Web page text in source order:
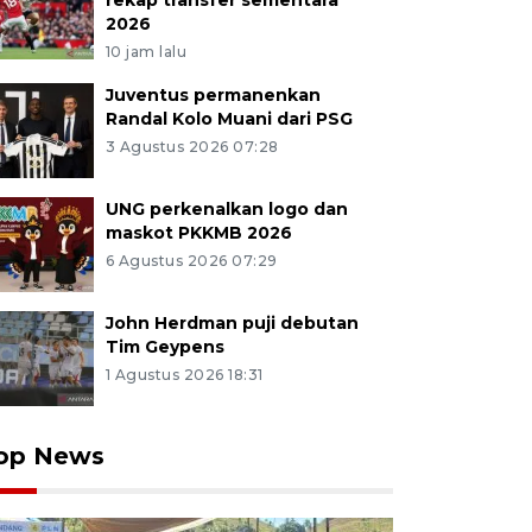
2026
10 jam lalu
Juventus permanenkan
Randal Kolo Muani dari PSG
3 Agustus 2026 07:28
UNG perkenalkan logo dan
maskot PKKMB 2026
6 Agustus 2026 07:29
John Herdman puji debutan
Tim Geypens
1 Agustus 2026 18:31
News